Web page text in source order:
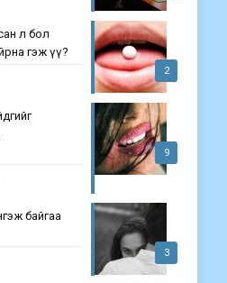
2
л бол
гэж үү?
9
3
байгаа